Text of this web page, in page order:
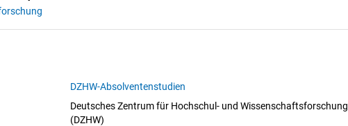
DZHW-Absolventenstudien
Deutsches Zentrum für Hochschul- und Wissenschaftsforschung
(DZHW)